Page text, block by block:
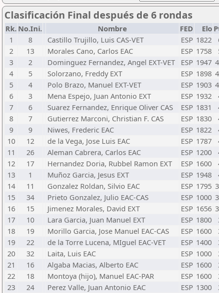
Clasificación Final después de 6 rondas
Rk. No.Ini. Nombre FED Elo
1
8 Castillo Trujillo, Luis CAS-VET ESP 1822
2
13 Morales Cano, Carlos EAC ESP 1758
3
2 Dominguez Fernandez, Angel EXT-VET ESP 1947
4
5 Solorzano, Freddy EXT ESP 1898
5
4 Polo Brazo, Manuel EXT-VET ESP 1903
6
3 Mena Espejo, Juan Antonio EXT ESP 1932
7
6 Suarez Fernandez, Enrique Oliver CAS ESP 1831
8
7 Gutierrez Marconi, Christian F. CAS ESP 1830
9
9 Niwes, Frederic EAC ESP 1822
10
12 de la Vega, Jose Luis EAC ESP 1787
11
26 Aleman Cabrera, Carlos EAC ESP 1200
12
17 Hernandez Doria, Rubbel Ramon EXT ESP 1600
13
1 Muñoz Garcia, Jesus EXT ESP 1948
14
11 Gonzalez Roldan, Silvio EAC ESP 1795
15
34 Prieto Gonzalez, Julio EAC-CAS ESP 1000
16
15 Jimenez Morales, David EXT ESP 1656
17
10 Lara Garcia, Juan Manuel EXT ESP 1800
18
19 Morillo Garcia, Jose Manuel EAC-CAS ESP 1600
19
22 de la Torre Lucena, MIguel EAC-VET ESP 1400
20
32 Laita, Luis EAC ESP 1000
21
16 Algaba Macias, Alberto EAC ESP 1600
22
18 Montoya (hijo), Manuel EAC-PAR ESP 1600
23
24 Perez Valle, Juan Antonio EAC ESP 1300